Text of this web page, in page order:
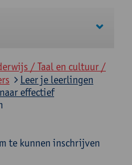
/ Taal en cultuur /
Leer je leerlingen
effectief
te kunnen inschrijven